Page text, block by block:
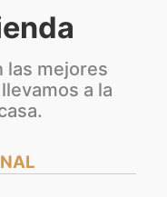
las mejores
a la